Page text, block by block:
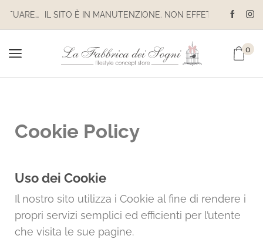
0
Cookie Policy
Uso dei Cookie
Il nostro sito utilizza i Cookie al fine di rendere i
propri servizi semplici ed efficienti per l’utente
che visita le sue pagine.